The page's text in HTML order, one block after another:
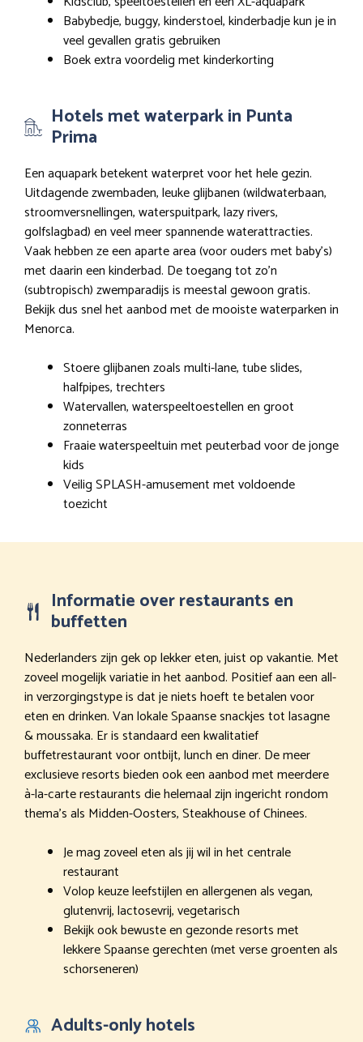
Babybedje, buggy, kinderstoel, kinderbadje kun je in
veel gevallen gratis gebruiken
Boek extra voordelig met kinderkorting
Hotels met waterpark in Punta
Prima
Een aquapark betekent waterpret voor het hele gezin.
Uitdagende zwembaden, leuke glijbanen (wildwaterbaan,
stroomversnellingen, waterspuitpark, lazy rivers,
golfslagbad) en veel meer spannende waterattracties.
Vaak hebben ze een aparte area (voor ouders met baby’s)
met daarin een kinderbad. De toegang tot zo’n
(subtropisch) zwemparadijs is meestal gewoon gratis.
Bekijk dus snel het aanbod met de mooiste waterparken in
Menorca.
Stoere glijbanen zoals multi-lane, tube slides,
halfpipes, trechters
Watervallen, waterspeeltoestellen en groot
zonneterras
Fraaie waterspeeltuin met peuterbad voor de jonge
kids
Veilig SPLASH-amusement met voldoende
toezicht
Informatie over restaurants en
buffetten
Nederlanders zijn gek op lekker eten, juist op vakantie. Met
zoveel mogelijk variatie in het aanbod. Positief aan een all-
in verzorgingstype is dat je niets hoeft te betalen voor
eten en drinken. Van lokale Spaanse snackjes tot lasagne
& moussaka. Er is standaard een kwalitatief
buffetrestaurant voor ontbijt, lunch en diner. De meer
exclusieve resorts bieden ook een aanbod met meerdere
à-la-carte restaurants die helemaal zijn ingericht rondom
thema’s als Midden-Oosters, Steakhouse of Chinees.
Je mag zoveel eten als jij wil in het centrale
restaurant
Volop keuze leefstijlen en allergenen als vegan,
glutenvrij, lactosevrij, vegetarisch
Bekijk ook bewuste en gezonde resorts met
lekkere Spaanse gerechten (met verse groenten als
schorseneren)
Adults-only hotels